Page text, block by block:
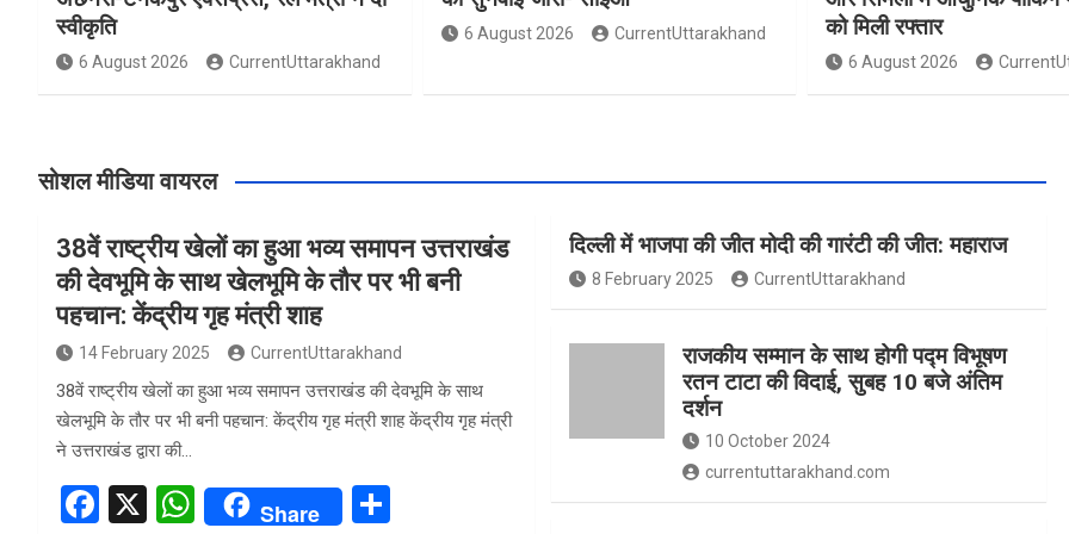
स्वीकृति
6 August 2026 CurrentUttarakhand
6 August 2026 CurrentUttarakhand
को मिली रफ्तार
6 August 2026
सोशल मीडिया वायरल
38वें राष्ट्रीय खेलों का हुआ भव्य समापन उत्तराखंड
की देवभूमि के साथ खेलभूमि के तौर पर भी बनी
पहचान: केंद्रीय गृह मंत्री शाह
14 February 2025 CurrentUttarakhand
38वें राष्ट्रीय खेलों का हुआ भव्य समापन उत्तराखंड की देवभूमि के साथ
खेलभूमि के तौर पर भी बनी पहचान: केंद्रीय गृह मंत्री शाह केंद्रीय गृह मंत्री
ने उत्तराखंड द्वारा की…
F
X
W
Share
दिल्ली में भाजपा की जीत मोदी की गारंटी की जीत: महाराज
8 February 2025 CurrentUttarakhand
राजकीय सम्मान के साथ होगी पद्म विभूषण
रतन टाटा की विदाई, सुबह 10 बजे अंतिम
दर्शन
10 October 2024
currentuttarakhand.com